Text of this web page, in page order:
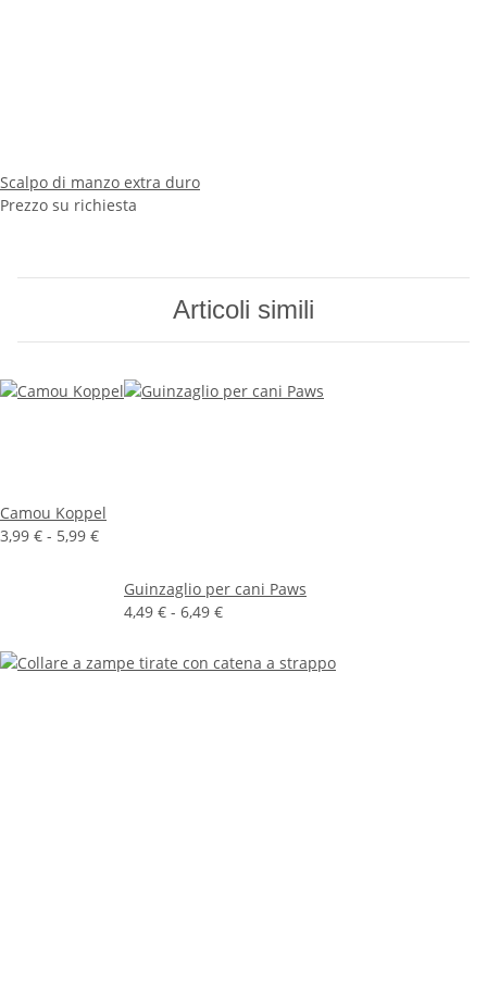
Scalpo di manzo extra duro
Prezzo su richiesta
Articoli simili
Camou Koppel
3,99 € - 5,99 €
Guinzaglio per cani Paws
4,49 € - 6,49 €